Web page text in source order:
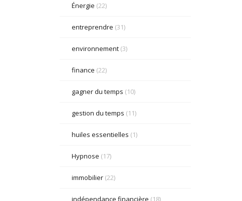
Énergie (22)
entreprendre (31)
environnement(3)
finance (22)
gagner du temps (10)
gestion du temps (11)
huiles essentielles (1)
Hypnose (17)
immobilier(22)
indépendance financière (18)